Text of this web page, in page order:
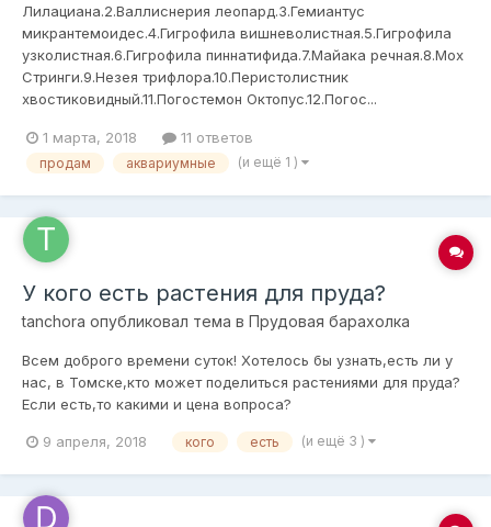
Лилациана.2.Валлиснерия леопард.3.Гемиантус
микрантемоидес.4.Гигрофила вишневолистная.5.Гигрофила
узколистная.6.Гигрофила пиннатифида.7.Майака речная.8.Мох
Стринги.9.Незея трифлора.10.Перистолистник
хвостиковидный.11.Погостемон Октопус.12.Погос...
1 марта, 2018 11 ответов
продам аквариумные (и ещё 1 )
У кого есть растения для пруда?
tanchora опубликовал тема в Прудовая барахолка
Всем доброго времени суток! Хотелось бы узнать,есть ли у
нас, в Томске,кто может поделиться растениями для пруда?
Если есть,то какими и цена вопроса?
9 апреля, 2018 кого есть (и ещё 3 )